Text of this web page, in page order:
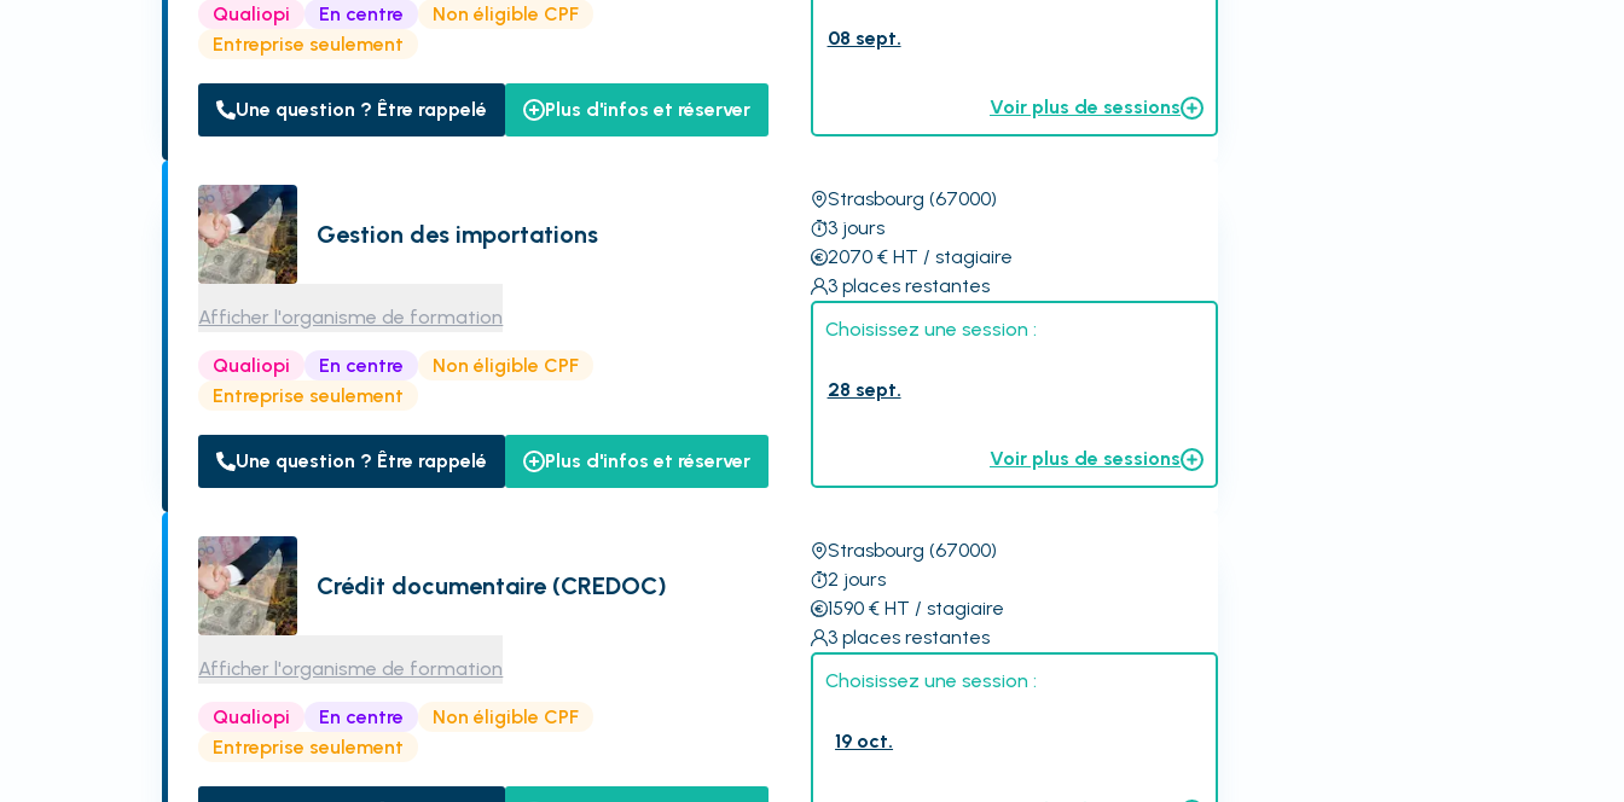
Qualiopi En centre
Non éligible CPF
Entreprise seulement
Une question ? Être rappelé Plus d'infos et réserver
08 sept.
Voir plus de sessions
Gestion des importations
Afficher l'organisme de formation
Qualiopi En centre
Non éligible CPF
Entreprise seulement
Une question ? Être rappelé Plus d'infos et réserver
Strasbourg (67000)
3 jours
2070€ HT / stagiaire
3 places restantes
Choisissez une session :
28 sept.
Voir plus de sessions
Crédit documentaire (CREDOC)
Afficher l'organisme de formation
Qualiopi En centre
Non éligible CPF
Entreprise seulement
Strasbourg (67000)
2 jours
1590€ HT / stagiaire
3 places restantes
Choisissez une session :
19 oct.